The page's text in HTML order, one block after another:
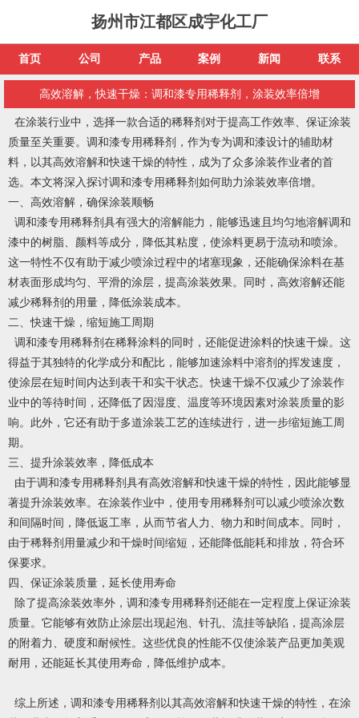
扬州市江都区成宇化工厂
首页 公司 产品 案例 新闻 联系
高效溶解，快速干燥：调和漆专用稀释剂，涂装效率倍增
在涂装行业中，选择一款合适的稀释剂对于提高工作效率、保证涂装
质量至关重要。调和漆专用稀释剂，作为专为调和漆设计的辅助材
料，以其高效溶解和快速干燥的特性，成为了众多涂装作业者的首
选。本文将深入探讨调和漆专用稀释剂如何助力涂装效率倍增。
一、高效溶解，确保涂装顺畅
调和漆专用稀释剂具有强大的溶解能力，能够迅速且均匀地溶解调和
漆中的树脂、颜料等成分，降低其粘度，使涂料更易于流动和喷涂。
这一特性不仅有助于减少喷涂过程中的堵塞现象，还能确保涂料在基
材表面形成均匀、平滑的涂层，提高涂装效果。同时，高效溶解还能
减少稀释剂的用量，降低涂装成本。
二、快速干燥，缩短施工周期
调和漆专用稀释剂在稀释涂料的同时，还能促进涂料的快速干燥。这
得益于其独特的化学成分和配比，能够加速涂料中溶剂的挥发速度，
使涂层在短时间内达到表干和实干状态。快速干燥不仅减少了涂装作
业中的等待时间，还降低了因湿度、温度等环境因素对涂装质量的影
响。此外，它还有助于多道涂装工艺的连续进行，进一步缩短施工周
期。
三、提升涂装效率，降低成本
由于调和漆专用稀释剂具有高效溶解和快速干燥的特性，因此能够显
著提升涂装效率。在涂装作业中，使用专用稀释剂可以减少喷涂次数
和间隔时间，降低返工率，从而节省人力、物力和时间成本。同时，
由于稀释剂用量减少和干燥时间缩短，还能降低能耗和排放，符合环
保要求。
四、保证涂装质量，延长使用寿命
除了提高涂装效率外，调和漆专用稀释剂还能在一定程度上保证涂装
质量。它能够有效防止涂层出现起泡、针孔、流挂等缺陷，提高涂层
的附着力、硬度和耐候性。这些优良的性能不仅使涂装产品更加美观
耐用，还能延长其使用寿命，降低维护成本。
综上所述，调和漆专用稀释剂以其高效溶解和快速干燥的特性，在涂